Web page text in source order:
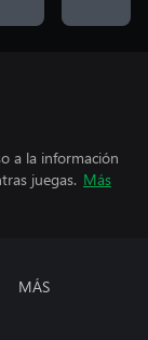
a la información
juegas. Más
MÁS